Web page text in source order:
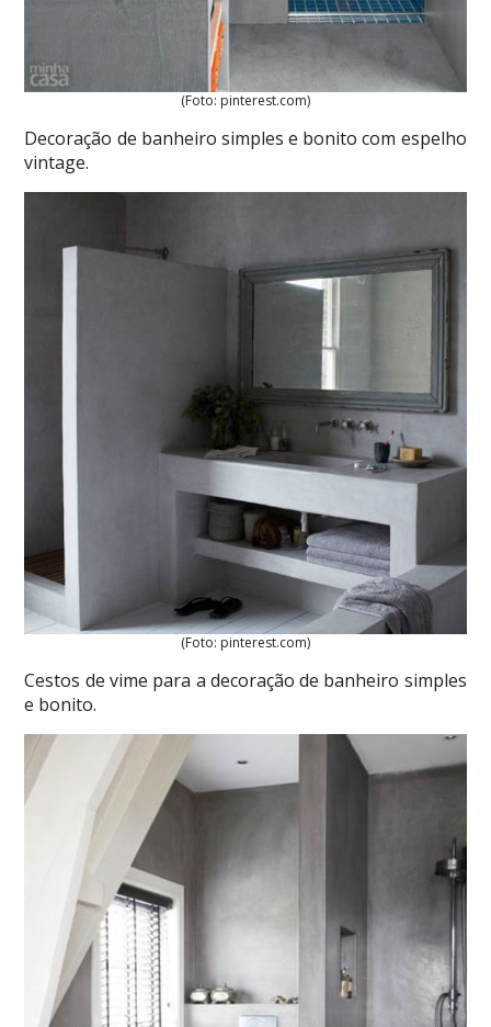
(Foto: pinterest.com)
Decoração de banheiro simples e bonito com espelho
vintage.
(Foto: pinterest.com)
Cestos de vime para a decoração de banheiro simples
e bonito.